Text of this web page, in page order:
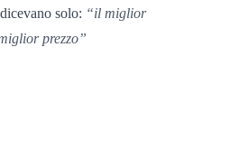
solo: “il miglior
prezzo”